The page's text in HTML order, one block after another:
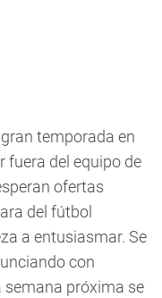
temporada en
fuera del equipo de
ofertas
del fútbol
a entusiasmar. Se
con
semana próxima se